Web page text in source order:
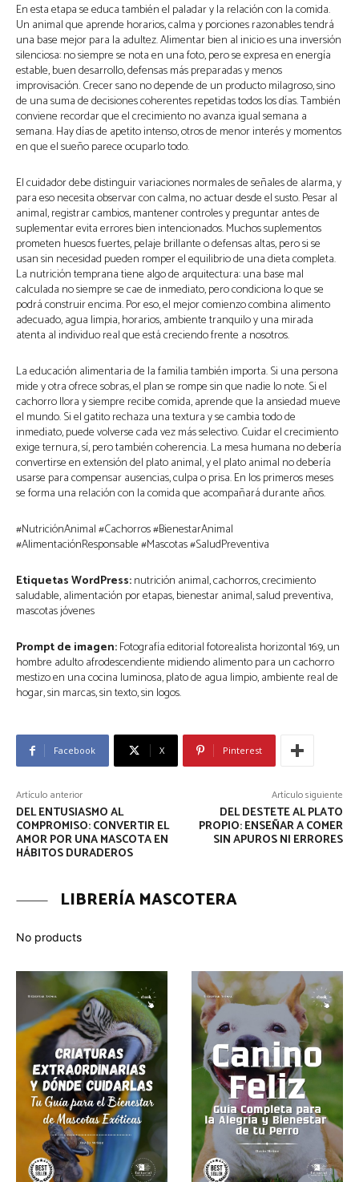
En esta etapa se educa también el paladar y la relación con la comida.
Un animal que aprende horarios, calma y porciones razonables tendrá
una base mejor para la adultez. Alimentar bien al inicio es una inversión
silenciosa: no siempre se nota en una foto, pero se expresa en energía
estable, buen desarrollo, defensas más preparadas y menos
improvisación. Crecer sano no depende de un producto milagroso, sino
de una suma de decisiones coherentes repetidas todos los días. También
conviene recordar que el crecimiento no avanza igual semana a
semana. Hay días de apetito intenso, otros de menor interés y momentos
en que el sueño parece ocuparlo todo.
El cuidador debe distinguir variaciones normales de señales de alarma, y
para eso necesita observar con calma, no actuar desde el susto. Pesar al
animal, registrar cambios, mantener controles y preguntar antes de
suplementar evita errores bien intencionados. Muchos suplementos
prometen huesos fuertes, pelaje brillante o defensas altas, pero si se
usan sin necesidad pueden romper el equilibrio de una dieta completa.
La nutrición temprana tiene algo de arquitectura: una base mal
calculada no siempre se cae de inmediato, pero condiciona lo que se
podrá construir encima. Por eso, el mejor comienzo combina alimento
adecuado, agua limpia, horarios, ambiente tranquilo y una mirada
atenta al individuo real que está creciendo frente a nosotros.
La educación alimentaria de la familia también importa. Si una persona
mide y otra ofrece sobras, el plan se rompe sin que nadie lo note. Si el
cachorro llora y siempre recibe comida, aprende que la ansiedad mueve
el mundo. Si el gatito rechaza una textura y se cambia todo de
inmediato, puede volverse cada vez más selectivo. Cuidar el crecimiento
exige ternura, sí, pero también coherencia. La mesa humana no debería
convertirse en extensión del plato animal, y el plato animal no debería
usarse para compensar ausencias, culpa o prisa. En los primeros meses
se forma una relación con la comida que acompañará durante años.
#NutriciónAnimal #Cachorros #BienestarAnimal
#AlimentaciónResponsable #Mascotas #SaludPreventiva
Etiquetas WordPress:nutrición animal, cachorros, crecimiento
saludable, alimentación por etapas, bienestar animal, salud preventiva,
mascotas jóvenes
Prompt de imagen:Fotografía editorial fotorealista horizontal 16:9, un
hombre adulto afrodescendiente midiendo alimento para un cachorro
mestizo en una cocina luminosa, plato de agua limpio, ambiente real de
hogar, sin marcas, sin texto, sin logos.
Facebook X Pinterest
Artículo anterior
DEL ENTUSIASMO AL
COMPROMISO: CONVERTIR EL
AMOR POR UNA MASCOTA EN
HÁBITOS DURADEROS
Artículo siguiente
DEL DESTETE AL PLATO
PROPIO: ENSEÑAR A COMER
SIN APUROS NI ERRORES
LIBRERÍA MASCOTERA